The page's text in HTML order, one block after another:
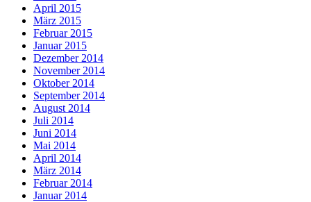
April 2015
März 2015
Februar 2015
Januar 2015
Dezember 2014
November 2014
Oktober 2014
September 2014
August 2014
Juli 2014
Juni 2014
Mai 2014
April 2014
März 2014
Februar 2014
Januar 2014